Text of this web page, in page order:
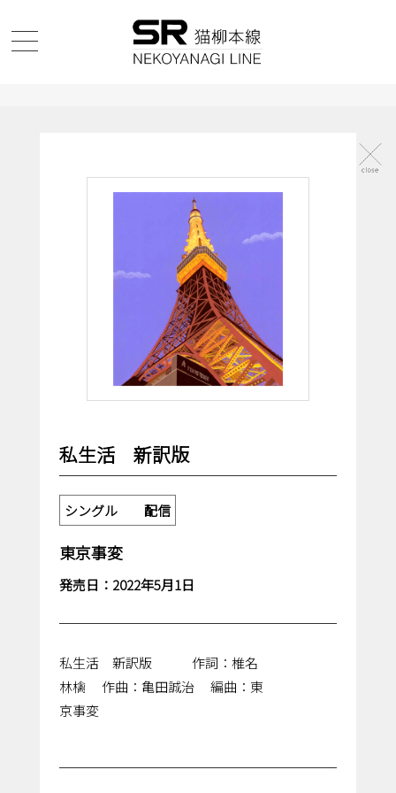
私生活 新訳版
シングル 配信
東京事変
発売日：2022年5月1日
私生活 新訳版 作詞：椎名
林檎 作曲：亀田誠治 編曲：東
京事変